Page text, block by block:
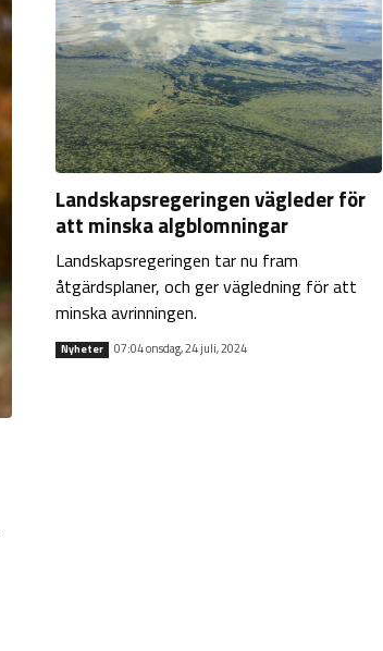
Landskapsregeringen vägleder för
att minska algblomningar
Landskapsregeringen tar nu fram
åtgärdsplaner, och ger vägledning för att
minska avrinningen.
Nyheter 07:04 onsdag, 24 juli, 2024